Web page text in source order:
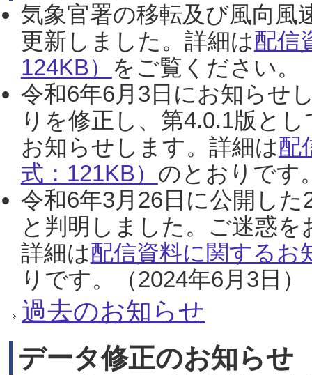
気象官署の移転及び風向風
更新しました。詳細は配信
124KB） をご覧ください。
令和6年6月3日にお知らせ
りを修正し、第4.0.1版と
お知らせします。詳細は配
式：121KB） のとおりです
令和6年3月26日に公開し
と判明しました。ご迷惑
詳細は配信資料に関するお
りです。（2024年6月3日）
過去のお知らせ
データ修正のお知らせ